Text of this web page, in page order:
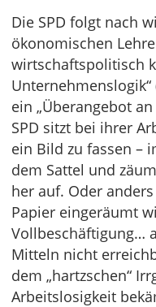
Die SPD folgt nach
ökonomischen
wirtschaftspolitisch
Unternehmenslogik“
ein „Überangebot
SPD sitzt bei ihrer
ein Bild zu fassen –
dem Sattel und
her auf. Oder
Papier eingeräumt
Vollbeschäftigung…
Mitteln nicht
dem „hartzschen“
Arbeitslosigkeit